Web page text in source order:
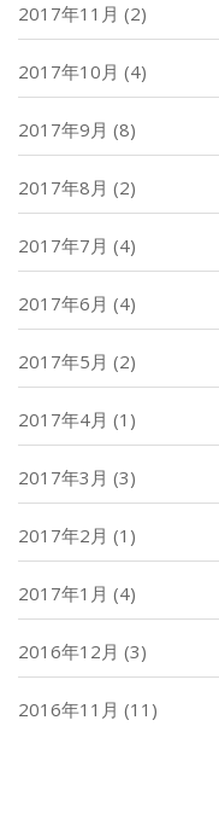
2017年11月 (2)
2017年10月 (4)
2017年9月 (8)
2017年8月 (2)
2017年7月 (4)
2017年6月 (4)
2017年5月 (2)
2017年4月 (1)
2017年3月 (3)
2017年2月 (1)
2017年1月 (4)
2016年12月 (3)
2016年11月 (11)